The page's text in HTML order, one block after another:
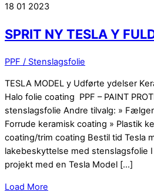
18 01 2023
SPRIT NY TESLA Y
PPF / Stenslagsfolie
TESLA MODEL y Udførte ydelser
Halo folie coating PPF – PAINT
stenslagsfolie Andre tilvalg: »
Forrude keramisk coating » Plastik
coating/trim coating Bestil tid Tesla
lakebeskyttelse med stenslagsfolie
projekt med en Tesla Model […]
Load More